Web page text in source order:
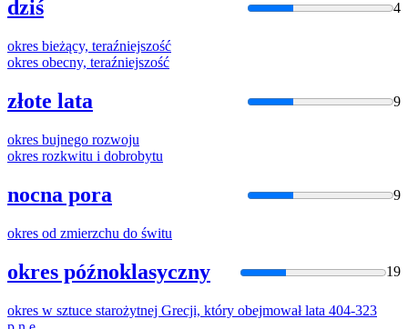
dziś 4
okres bieżący, teraźniejszość
okres obecny, teraźniejszość
złote lata 9
okres bujnego rozwoju
okres rozkwitu i dobrobytu
nocna pora 9
okres od zmierzchu do świtu
okres późnoklasyczny 19
okres w sztuce starożytnej Grecji, który obejmował lata 404-323